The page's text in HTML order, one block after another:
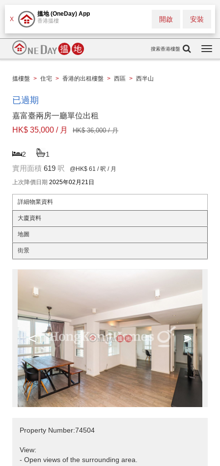
X
搵地 (OneDay) App
香港搵樓 安裝
開啟
搜索香港樓盤
搵樓盤 > 住宅 > 香港的出租樓盤 > 西區 > 西半山
已過期
嘉富臺兩房一廳單位出租
HK$ 35,000 / 月
HK$ 36,000 / 月
2 1
實用面積 619 呎 @HK$ 61 / 呎 / 月
上次降價日期 2025年02月21日
詳細物業資料
大廈資料
地圖
街景
< >
Property Number:74504
View:
- Open views of the surrounding area.